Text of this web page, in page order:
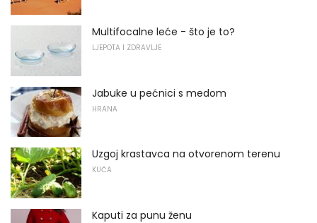
Multifocalne leće - što je to?
LJEPOTA I ZDRAVLJE
Jabuke u pećnici s medom
HRANA
Uzgoj krastavca na otvorenom terenu
KUĆA
Kaputi za punu ženu